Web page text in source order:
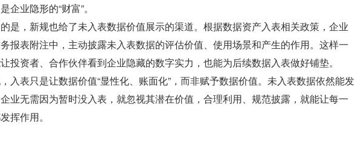
企业隐形的“财富”。
是，新规也给了未入表数据价值展示的渠道。根据数据资产入表相关政策，企业
报表附注中，主动披露未入表数据的评估价值、使用场景和产生的作用。这样一
投资者、合作伙伴看到企业隐藏的数字实力，也能为后续数据入表做好铺垫。
入表只是让数据价值“显性化、账面化”，而非赋予数据价值。未入表数据依然能发
业无需因为暂时没入表，就忽视其潜在价值，合理利用、规范披露，就能让每一
挥作用。